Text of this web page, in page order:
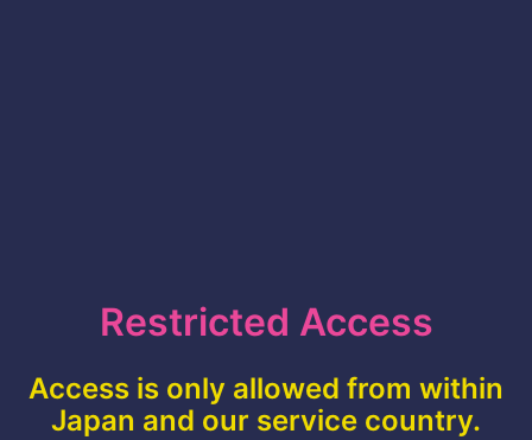
Restricted Access
Access is only allowed from within
Japan and our service country.